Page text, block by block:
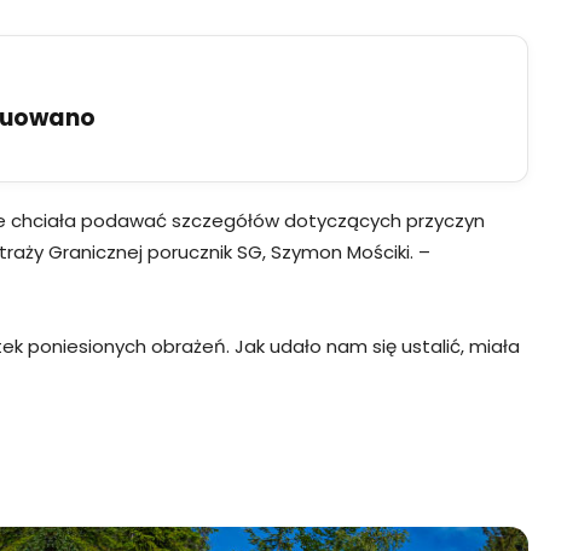
podawać szczegółów dotyczących przyczyn
Granicznej porucznik SG, Szymon Mościki. –
poniesionych obrażeń. Jak udało nam się ustalić, miała